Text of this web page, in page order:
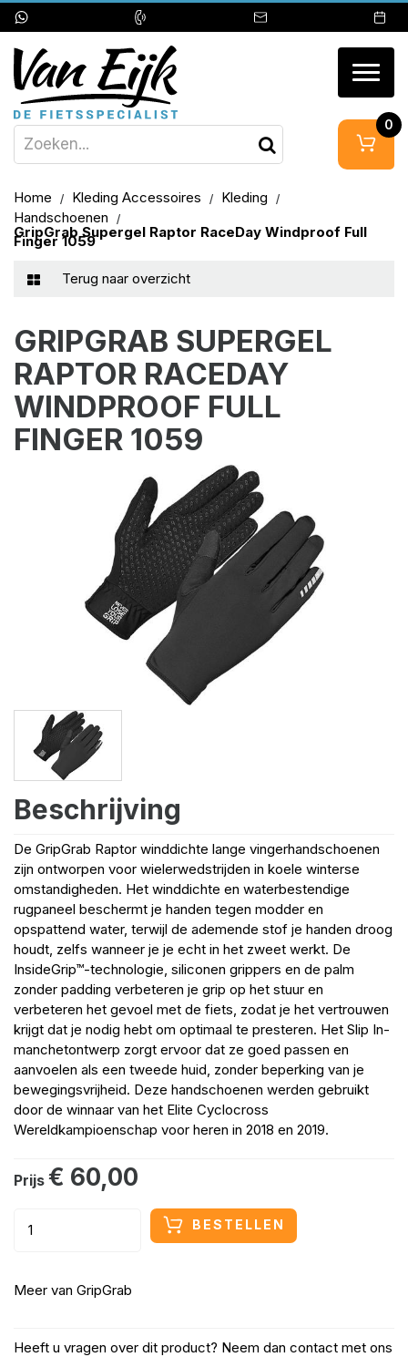
0
Home Kleding Accessoires
Kleding
Handschoenen
GripGrab Supergel Raptor RaceDay Windproof Full
Finger 1059
Terug naar overzicht
GRIPGRAB SUPERGEL
RAPTOR RACEDAY
WINDPROOF FULL
FINGER 1059
Beschrijving
De GripGrab Raptor winddichte lange vingerhandschoenen
zijn ontworpen voor wielerwedstrijden in koele winterse
omstandigheden. Het winddichte en waterbestendige
rugpaneel beschermt je handen tegen modder en
opspattend water, terwijl de ademende stof je handen droog
houdt, zelfs wanneer je je echt in het zweet werkt. De
InsideGrip™-technologie, siliconen grippers en de palm
zonder padding verbeteren je grip op het stuur en
verbeteren het gevoel met de fiets, zodat je het vertrouwen
krijgt dat je nodig hebt om optimaal te presteren. Het Slip In-
manchetontwerp zorgt ervoor dat ze goed passen en
aanvoelen als een tweede huid, zonder beperking van je
bewegingsvrijheid. Deze handschoenen werden gebruikt
door de winnaar van het Elite Cyclocross
Wereldkampioenschap voor heren in 2018 en 2019.
Prijs € 60,00
BESTELLEN
Meer van GripGrab
Heeft u vragen over dit product? Neem dan contact met ons